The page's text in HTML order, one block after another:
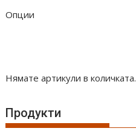
Опции
The
be
Нямате артикули в количката.
Продукти